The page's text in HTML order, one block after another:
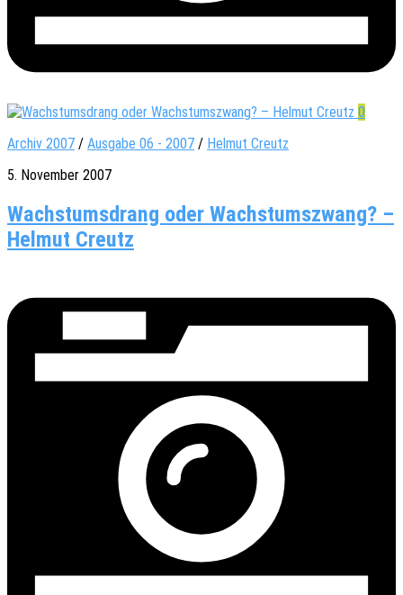
0
Archiv 2007 / Ausgabe 06 - 2007 / Helmut Creutz
5. November 2007
Wachstumsdrang oder Wachstumszwang? –
Helmut Creutz